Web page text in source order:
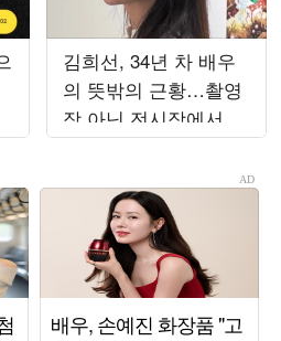
김희선, 34년 차 배우
의 뜻밖의 근황…촬영
장 아닌 전시장에서 포
착